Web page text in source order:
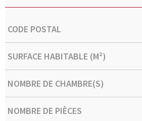
Caractérisque
CODE POSTAL
SURFACE HABITABLE (M²)
NOMBRE DE CHAMBRE(S)
NOMBRE DE PIÈCES